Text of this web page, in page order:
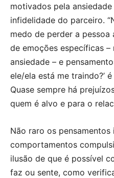
motivados pela
infidelidade do parceiro.
medo de perder a pessoa
de emoções específicas
ansiedade – e
ele/ela está me traindo?’
Quase sempre há
quem é alvo e para o
Não raro os
comportamentos
ilusão de que é possível
faz ou sente, como